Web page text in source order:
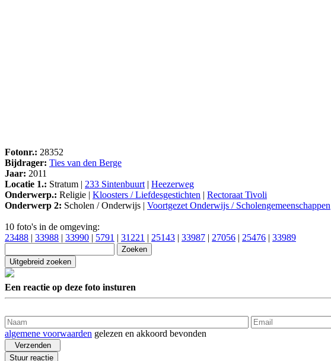
Fotonr.: 28352
Bijdrager: Ties van den Berge
Jaar: 2011
Locatie 1.: Stratum | 233 Sintenbuurt| Heezerweg
Onderwerp.: Religie | Kloosters / Liefdesgestichten
Rectoraat Tivoli
Onderwerp 2: Scholen / Onderwijs | Voortgezet Onderwijs / Scholengemeenschappen
10 foto's in de omgeving:
23488
33988 33990 5791 31221 25143 33987 27056 25476 33989
Een reactie op deze foto insturen
algemene voorwaarden gelezen en akkoord bevonden